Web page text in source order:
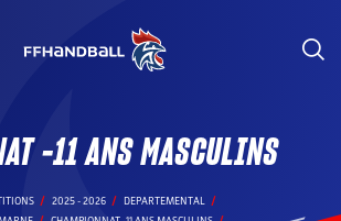
-11 ANS MASCULINS
2025 - 2026
DEPARTEMENTAL